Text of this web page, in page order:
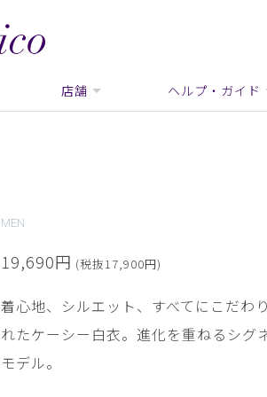
店舗 ヘルプ・ガイド
MEN
19,690円 (税抜17,900円)
着心地、シルエット、すべてにこだわ
れたケーシー白衣。進化を重ねるシグ
モデル。